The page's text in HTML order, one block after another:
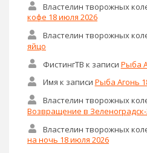
Властелин творожных
кофе 18 июля 2026
Властелин творожных
яйцо
ФистингТВ к записи Рыба
Имя к записи Рыба Агонь
Властелин творожных
Возвращение в
Властелин творожных
на ночь 18 июля 2026